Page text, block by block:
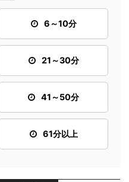
6～10分
21～30分
41～50分
61分以上